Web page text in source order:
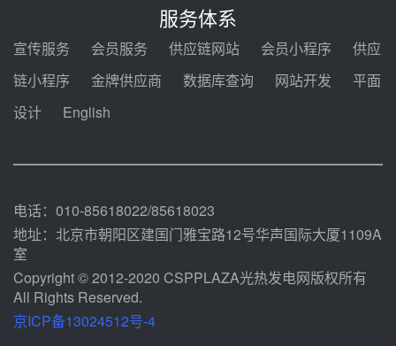
电机组灵活性改造项目三元液态盐
采购合同
迪尔化工预中标华能西安热工院
2026-2029年熔盐介质框架协议
100MW光热项目机组调试及性能
服务体系
宣传服务 会员服务 供应链网站 会员小程序
供应
链小程序
金牌供应商 数据库查询 网站开发
平面
设计
English
电话：010-85618022/85618023
地址：北京市朝阳区建国门雅宝路12号华声国际大厦1109A
室
Copyright © 2012-2020 CSPPLAZA光热发电网版权所有
All Rights Reserved.
京ICP备13024512号-4